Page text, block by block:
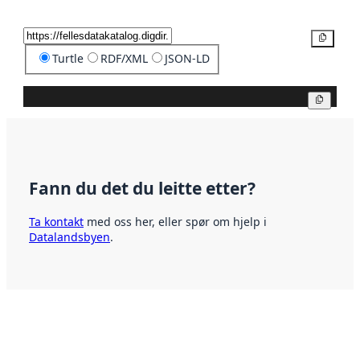
Turtle RDF/XML JSON-LD
Fann du det du leitte etter?
Ta kontakt med oss her, eller spør om hjelp i
Datalandsbyen.